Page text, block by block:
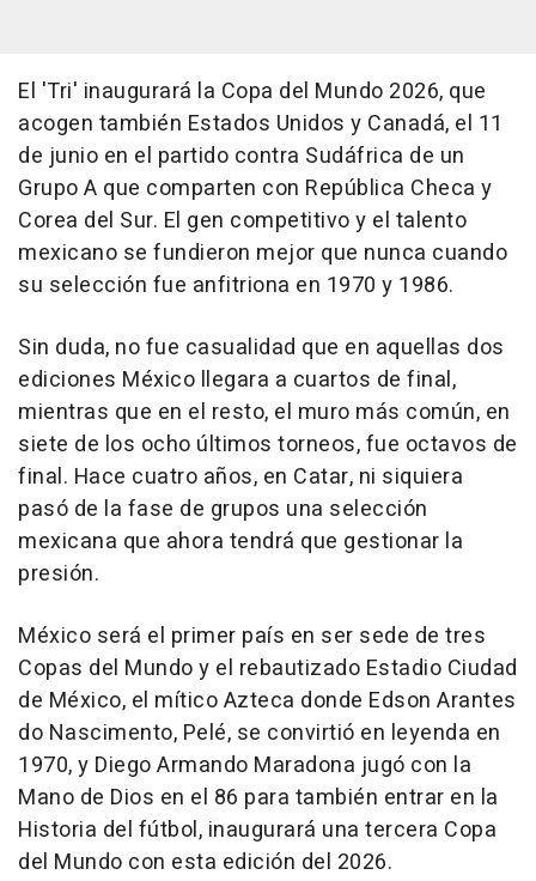
El 'Tri' inaugurará la Copa del Mundo 2026, que
acogen también Estados Unidos y Canadá, el 11
de junio en el partido contra Sudáfrica de un
Grupo A que comparten con República Checa y
Corea del Sur. El gen competitivo y el talento
mexicano se fundieron mejor que nunca cuando
su selección fue anfitriona en 1970 y 1986.
Sin duda, no fue casualidad que en aquellas dos
ediciones México llegara a cuartos de final,
mientras que en el resto, el muro más común, en
siete de los ocho últimos torneos, fue octavos de
final. Hace cuatro años, en Catar, ni siquiera
pasó de la fase de grupos una selección
mexicana que ahora tendrá que gestionar la
presión.
México será el primer país en ser sede de tres
Copas del Mundo y el rebautizado Estadio Ciudad
de México, el mítico Azteca donde Edson Arantes
do Nascimento, Pelé, se convirtió en leyenda en
1970, y Diego Armando Maradona jugó con la
Mano de Dios en el 86 para también entrar en la
Historia del fútbol, inaugurará una tercera Copa
del Mundo con esta edición del 2026.